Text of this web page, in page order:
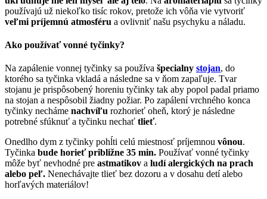
používajú už niekoľko tisíc rokov, pretože ich vôňa vie vytvoriť
veľmi príjemnú atmosféru a ovlivniť našu psychyku a náladu.
Ako používať vonné tyčinky?
Na zapálenie vonnej tyčinky sa používa špecialny stojan, do
ktorého sa tyčinka vkladá a následne sa v ňom zapaľuje. Tvar
stojanu je prispôsobený horeniu tyčinky tak aby popol padal priamo
na stojan a nespôsobil žiadny požiar. Po zapálení vrchného konca
tyčinky necháme nachvíľu rozhorieť oheň, ktorý je následne
potrebné sfúknuť a tyčinku nechať tlieť.
Onedlho dym z tyčinky pohĺti celú miestnosť príjemnou vônou.
Tyčinka bude horieť približne 35 min. Používať vonné tyčinky
môže byť nevhodné pre astmatikov a ludí alergických na prach
alebo peľ. Nenechávajte tlieť bez dozoru a v dosahu detí alebo
horľavých materiálov!